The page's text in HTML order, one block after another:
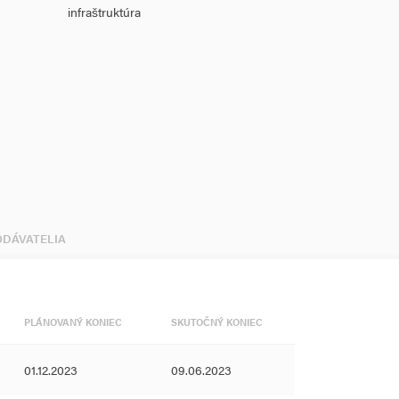
infraštruktúra
PLÁNOVANÝ KONIEC SKUTOČNÝ KONIEC
01.12.2023 09.06.2023